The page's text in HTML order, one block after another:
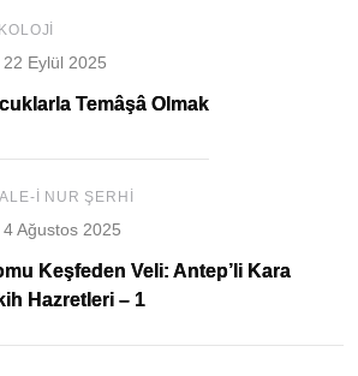
22 Eylül 2025
Temâşâ Olmak
I NUR ŞERHI
4 Ağustos 2025
Keşfeden Veli: Antep’li Kara
Hazretleri – 1